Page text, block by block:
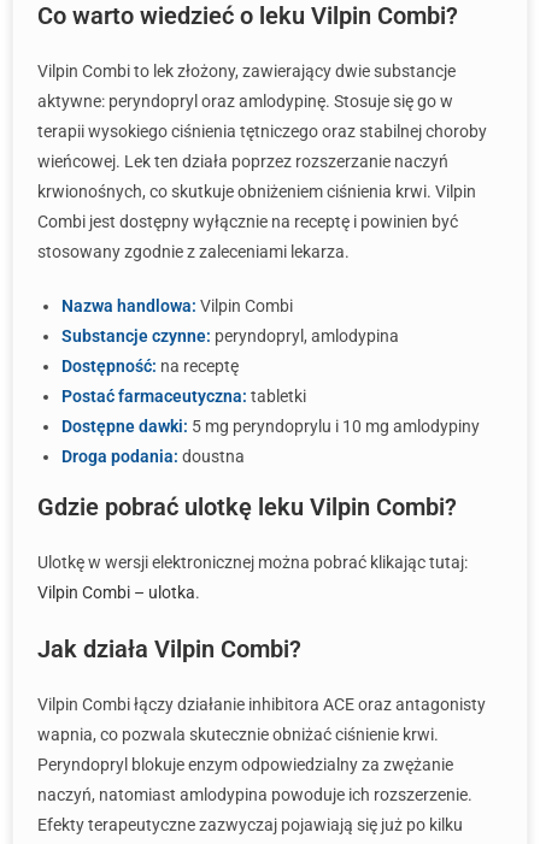
Co warto wiedzieć o leku Vilpin Combi?
Vilpin Combi to lek złożony, zawierający dwie substancje
aktywne: peryndopryl oraz amlodypinę. Stosuje się go w
terapii wysokiego ciśnienia tętniczego oraz stabilnej choroby
wieńcowej. Lek ten działa poprzez rozszerzanie naczyń
krwionośnych, co skutkuje obniżeniem ciśnienia krwi. Vilpin
Combi jest dostępny wyłącznie na receptę i powinien być
stosowany zgodnie z zaleceniami lekarza.
Nazwa handlowa: Vilpin Combi
Substancje czynne: peryndopryl, amlodypina
Dostępność: na receptę
Postać farmaceutyczna: tabletki
Dostępne dawki: 5 mg peryndoprylu i 10 mg amlodypiny
Droga podania: doustna
Gdzie pobrać ulotkę leku Vilpin Combi?
Ulotkę w wersji elektronicznej można pobrać klikając tutaj:
Vilpin Combi – ulotka.
Jak działa Vilpin Combi?
Vilpin Combi łączy działanie inhibitora ACE oraz antagonisty
wapnia, co pozwala skutecznie obniżać ciśnienie krwi.
Peryndopryl blokuje enzym odpowiedzialny za zwężanie
naczyń, natomiast amlodypina powoduje ich rozszerzenie.
Efekty terapeutyczne zazwyczaj pojawiają się już po kilku